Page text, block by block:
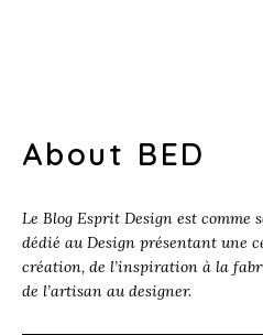
About BED
Le Blog Esprit Design est comme
dédié au Design présentant une
création, de l’inspiration à la
de l’artisan au designer.